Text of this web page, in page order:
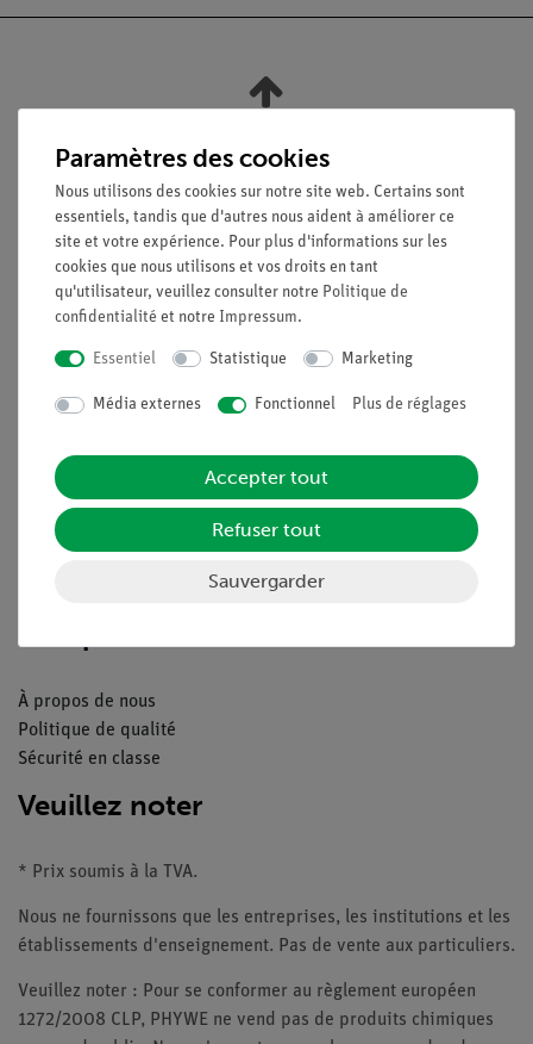
Légal
Contact
Conditions générales de vente
Mentions légales
Service
Aperçu du service
Téléchargements
Catalogue
À propos de nous
Politique de qualité
Sécurité en classe
Veuillez noter
* Prix soumis à la TVA.
Nous ne fournissons que les entreprises, les institutions et les
établissements d'enseignement. Pas de vente aux particuliers.
Veuillez noter : Pour se conformer au règlement européen
1272/2008 CLP, PHYWE ne vend pas de produits chimiques
Paramètres des cookies
Nous utilisons des cookies sur notre site web. Certains sont
essentiels, tandis que d'autres nous aident à améliorer ce
site et votre expérience. Pour plus d'informations sur les
cookies que nous utilisons et vos droits en tant
qu'utilisateur, veuillez consulter notre Politique de
confidentialité et notre Impressum.
Essentiel Statistique Marketing
Média externes Fonctionnel Plus de réglages
Accepter tout
Refuser tout
Sauvergarder